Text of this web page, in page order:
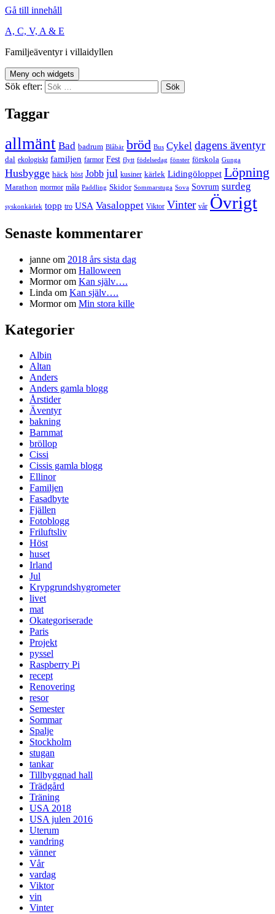
Gå till innehåll
A, C, V, A & E
Familjeäventyr i villaidyllen
Meny och widgets
Sök efter:
Taggar
allmänt Bad badrum Blåbär bröd Bus Cykel dagens äventyr
dal ekologiskt familjen farmor Fest flytt födelsedag fönster förskola Gunga
Husbygge häck höst Jobb jul kusiner kärlek Lidingöloppet Löpning
Marathon mormor måla Paddling Skidor Sommarstuga Sova Sovrum surdeg
syskonkärlek topp tro USA Vasaloppet Viktor Vinter vår Övrigt
Senaste kommentarer
janne om 2018 års sista dag
Mormorom Halloween
Mormorom Kan själv….
Linda om Kan själv….
Mormorom Min stora kille
Kategorier
Albin
Altan
Anders
Anders gamla blogg
Årstider
Äventyr
bakning
Barnmat
bröllop
Cissi
Cissis gamla blogg
Ellinor
Familjen
Fasadbyte
Fjällen
Fotoblogg
Friluftsliv
Höst
huset
Irland
Jul
Krypgrundshygrometer
livet
mat
Okategoriserade
Paris
Projekt
pyssel
Raspberry Pi
recept
Renovering
resor
Semester
Sommar
Spalje
Stockholm
stugan
tankar
Tillbyggnad hall
Trädgård
Träning
USA 2018
USA julen 2016
Uterum
vandring
vänner
Vår
vardag
Viktor
vin
Vinter